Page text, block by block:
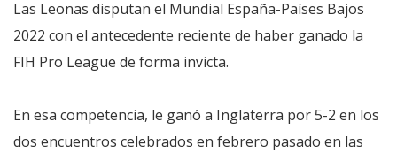
Las Leonas disputan el Mundial España-Países Bajos
2022 con el antecedente reciente de haber ganado la
FIH Pro League de forma invicta.
En esa competencia, le ganó a Inglaterra por 5-2 en los
dos encuentros celebrados en febrero pasado en las